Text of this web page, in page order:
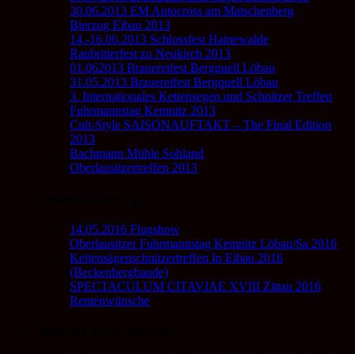
30.06.2013 EM Autocross am Matschenberg
Bierzug Eibau 2013
14.-16.06.2013 Schlossfest Hainewalde
Raubritterfest zu Neukirch 2013
01.062013 Brauereifest Bergquell Löbau
31.05.2013 Brauereifest Bergquell Löbau
3. Internationales Kettensegen und Schnitzer Treffen
Fuhrmannstag Kemnitz 2013
Cult-Style SAISONAUFTAKT – The Final Edition
2013
Bachmann Mühle Sohland
Oberlausitzertreffen 2013
14.05.2016 Flugshow
Oberlausitzer Fuhrmannstag Kemnitz Löbau/Sa 2016
Kettensägenschnitzertreffen In Eibau 2016
(Beckenbergbaude)
SPECTACULUM CITAVIAE XVIII Zittau 2016
Rentenwünsche